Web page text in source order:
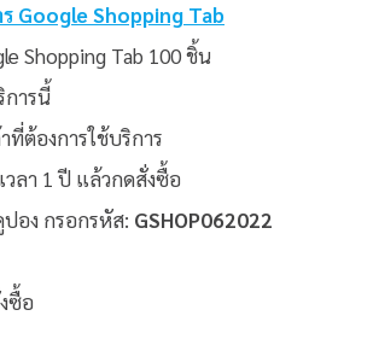
Google Shopping Tab
Shopping Tab 100 ชิ้น
การนี้
ที่ต้องการใช้บริการ
วลา 1 ปี แล้วกดสั่งซื้อ
อง กรอกรหัส: GSHOP062022
ซื้อ